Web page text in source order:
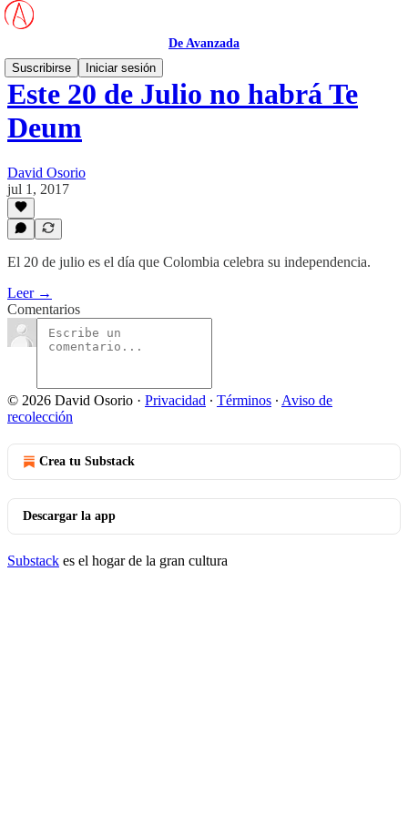
De Avanzada
Suscribirse
Iniciar sesión
Este 20 de Julio no habrá Te
Deum
David Osorio
jul 1, 2017
El 20 de julio es el día que Colombia celebra su independencia.
Leer →
Comentarios
© 2026 David Osorio · Privacidad ∙ Términos ∙ Aviso de
recolección
Crea tu Substack
Descargar la app
Substack es el hogar de la gran cultura